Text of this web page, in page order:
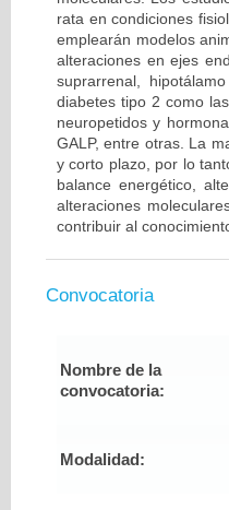
rata en condiciones
emplearán modelos
alteraciones en ejes
suprarrenal,
diabetes tipo 2 como
neuropetidos y
GALP, entre otras. La
y corto plazo, por lo
balance energético,
alteraciones
contribuir al
Convocatoria
Nombre de la
convocatoria:
Modalidad: